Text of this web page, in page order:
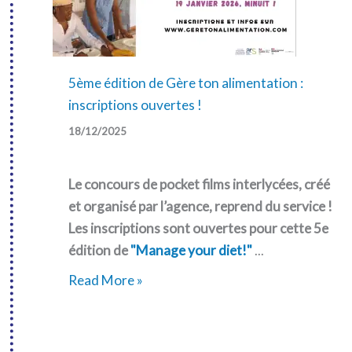
5ème édition de Gère ton alimentation :
inscriptions ouvertes !
18/12/2025
Le concours de pocket films interlycées, créé
et organisé par l’agence, reprend du service !
Les inscriptions sont ouvertes pour cette 5e
édition de"Manage your diet!"...
5ème
Read More »